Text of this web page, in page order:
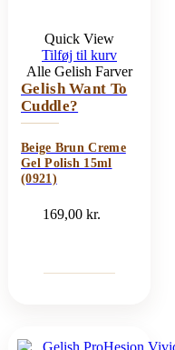
Quick View
Tilføj til kurv
Alle Gelish Farver
Gelish Want To
Cuddle?
Beige Brun Creme
Gel Polish 15ml
(0921)
169,00kr.